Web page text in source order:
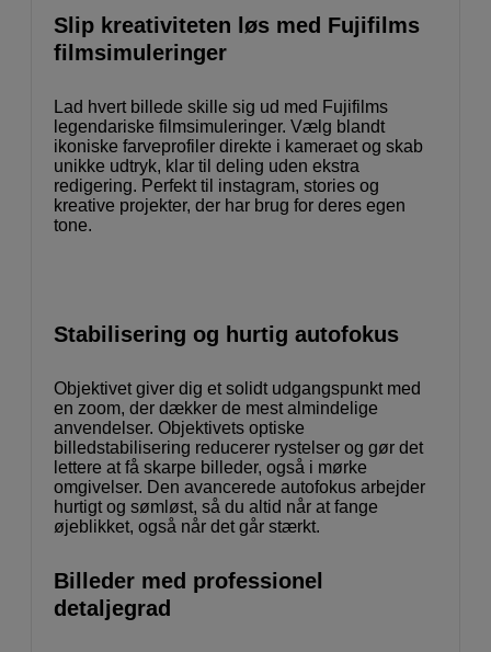
Slip kreativiteten løs med Fujifilms
filmsimuleringer
Lad hvert billede skille sig ud med Fujifilms
legendariske filmsimuleringer. Vælg blandt
ikoniske farveprofiler direkte i kameraet og skab
unikke udtryk, klar til deling uden ekstra
redigering. Perfekt til instagram, stories og
kreative projekter, der har brug for deres egen
tone.
Stabilisering og hurtig autofokus
Objektivet giver dig et solidt udgangspunkt med
en zoom, der dækker de mest almindelige
anvendelser. Objektivets optiske
billedstabilisering reducerer rystelser og gør det
lettere at få skarpe billeder, også i mørke
omgivelser. Den avancerede autofokus arbejder
hurtigt og sømløst, så du altid når at fange
øjeblikket, også når det går stærkt.
Billeder med professionel
detaljegrad